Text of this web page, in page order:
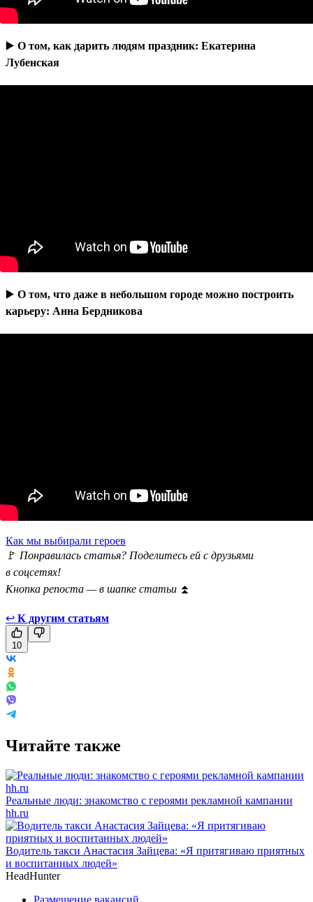
▶️ О том, как дарить людям праздник: Екатерина
Лубенская
▶️ О том, что даже в небольшом городе можно построить
карьеру: Анна Бердникова
Как мы выбирали героев
🚩 Понравилась статья? Поделитесь ей с друзьями
в соцсетях!
Кнопка репоста — в шапке статьи ⏫
↩ К другим статьям
10
Читайте также
Реальные люди: знакомство с героями рекламной кампании
hh.ru
Водитель такси Анастасия Зайцева: «Я притягиваю приятных
и воспитанных людей»
HeadHunter
Размещение вакансий